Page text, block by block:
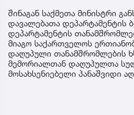
შინაგან საქმეთა მინისტრი
დავალებათა დეპარტამენტის
დეპარტამენტის
მიაგო საქართველოს
დაღუპული თანამშრომლების
მემორიალთან დაღუპულთა
მოსახსენიებელი პანაშვიდი